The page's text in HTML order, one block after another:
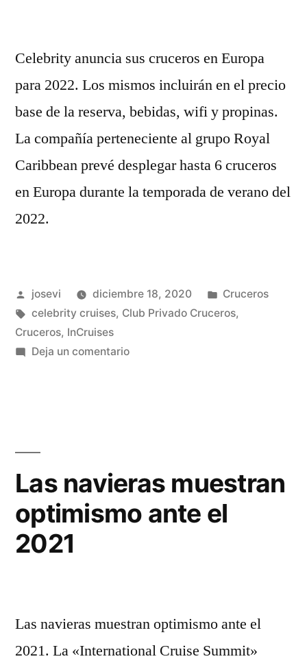
Celebrity anuncia sus cruceros en Europa
para 2022. Los mismos incluirán en el precio
base de la reserva, bebidas, wifi y propinas.
La compañía perteneciente al grupo Royal
Caribbean prevé desplegar hasta 6 cruceros
en Europa durante la temporada de verano del
2022.
Publicado
por
josevi diciembre 18, 2020
Publicado
en
Cruceros
Etiquetas:
celebrity cruises, Club Privado Cruceros,
Cruceros, InCruises
Deja un comentarioen
Las navieras muestran
optimismo ante el
2021
Las navieras muestran optimismo ante el
2021. La «International Cruise Summit»